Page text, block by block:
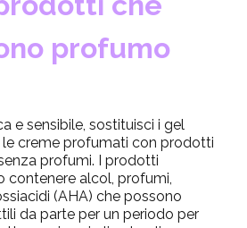
profumo
e sensibile, sostituisci i gel
le creme profumati con prodotti
profumi. I prodotti
contenere alcol, profumi,
(AHA) che possono
da parte per un periodo per